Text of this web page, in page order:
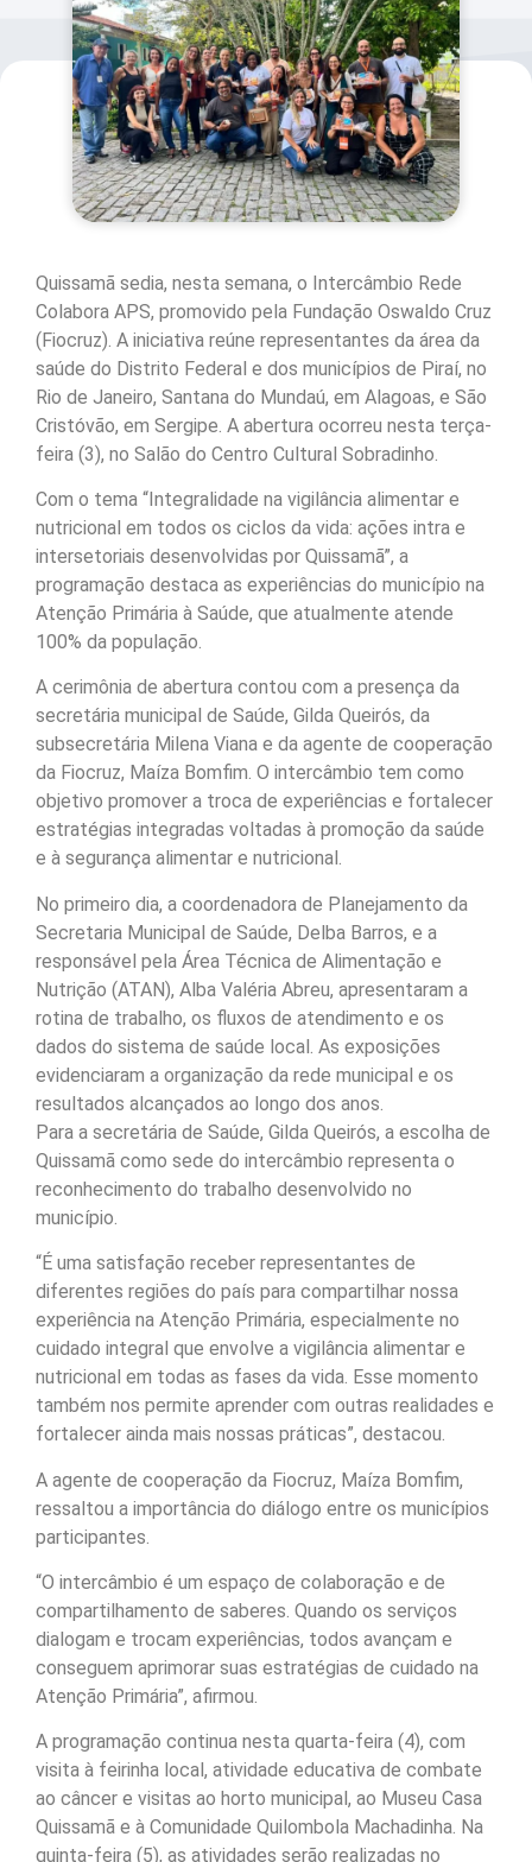
Quissamã sedia, nesta semana, o Intercâmbio Rede
Colabora APS, promovido pela Fundação Oswaldo Cruz
(Fiocruz). A iniciativa reúne representantes da área da
saúde do Distrito Federal e dos municípios de Piraí, no
Rio de Janeiro, Santana do Mundaú, em Alagoas, e São
Cristóvão, em Sergipe. A abertura ocorreu nesta terça-
feira (3), no Salão do Centro Cultural Sobradinho.
Com o tema “Integralidade na vigilância alimentar e
nutricional em todos os ciclos da vida: ações intra e
intersetoriais desenvolvidas por Quissamã”, a
programação destaca as experiências do município na
Atenção Primária à Saúde, que atualmente atende
100% da população.
A cerimônia de abertura contou com a presença da
secretária municipal de Saúde, Gilda Queirós, da
subsecretária Milena Viana e da agente de cooperação
da Fiocruz, Maíza Bomfim. O intercâmbio tem como
objetivo promover a troca de experiências e fortalecer
estratégias integradas voltadas à promoção da saúde
e à segurança alimentar e nutricional.
No primeiro dia, a coordenadora de Planejamento da
Secretaria Municipal de Saúde, Delba Barros, e a
responsável pela Área Técnica de Alimentação e
Nutrição (ATAN), Alba Valéria Abreu, apresentaram a
rotina de trabalho, os fluxos de atendimento e os
dados do sistema de saúde local. As exposições
evidenciaram a organização da rede municipal e os
resultados alcançados ao longo dos anos.
Para a secretária de Saúde, Gilda Queirós, a escolha de
Quissamã como sede do intercâmbio representa o
reconhecimento do trabalho desenvolvido no
município.
“É uma satisfação receber representantes de
diferentes regiões do país para compartilhar nossa
experiência na Atenção Primária, especialmente no
cuidado integral que envolve a vigilância alimentar e
nutricional em todas as fases da vida. Esse momento
também nos permite aprender com outras realidades e
fortalecer ainda mais nossas práticas”, destacou.
A agente de cooperação da Fiocruz, Maíza Bomfim,
ressaltou a importância do diálogo entre os municípios
participantes.
“O intercâmbio é um espaço de colaboração e de
compartilhamento de saberes. Quando os serviços
dialogam e trocam experiências, todos avançam e
conseguem aprimorar suas estratégias de cuidado na
Atenção Primária”, afirmou.
A programação continua nesta quarta-feira (4), com
visita à feirinha local, atividade educativa de combate
ao câncer e visitas ao horto municipal, ao Museu Casa
Quissamã e à Comunidade Quilombola Machadinha. Na
quinta-feira (5), as atividades serão realizadas no